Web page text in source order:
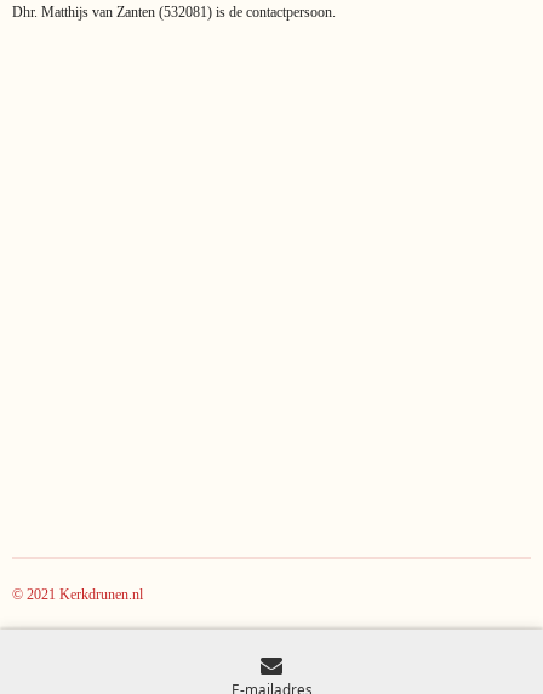
Dhr. Matthijs van Zanten (532081) is de contactpersoon.
© 2021 Kerkdrunen.nl
E-mailadres